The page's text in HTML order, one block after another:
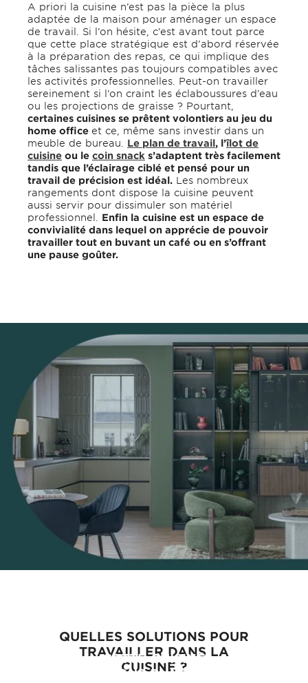
A priori la cuisine n’est pas la pièce la plus
adaptée de la maison pour aménager un espace
de travail. Si l’on hésite, c’est avant tout parce
que cette place stratégique est d’abord réservée
à la préparation des repas, ce qui implique des
tâches salissantes pas toujours compatibles avec
les activités professionnelles. Peut-on travailler
sereinement si l’on craint les éclaboussures d’eau
ou les projections de graisse ? Pourtant,
certaines cuisines se prêtent volontiers au jeu du
home office et ce, même sans investir dans un
meuble de bureau. Le plan de travail, l’îlot de
cuisine ou le coin snack s’adaptent très facilement
tandis que l’éclairage ciblé et pensé pour un
travail de précision est idéal. Les nombreux
rangements dont dispose la cuisine peuvent
aussi servir pour dissimuler son matériel
professionnel. Enfin la cuisine est un espace de
convivialité dans lequel on apprécie de pouvoir
travailler tout en buvant un café ou en s’offrant
une pause goûter.
CETTE CUISINE
VOUS PLAÎT ?
QUELLES SOLUTIONS POUR
TRAVAILLER DANS LA
CUISINE ?